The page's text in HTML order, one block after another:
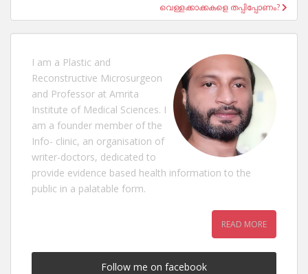
വെള്ളക്കാക്കകളെ തപ്പിപ്പോണം?
I am a Plastic and
Reconstructive Microsurgeon
and Professor at Amrita
Institute of Medical Sciences. I
am a founder member of the
Info- clinic, an organisation of
writer-doctors, dedicated to
provide evidence based health information to the
public in a palatable form.
READ MORE
Follow me on facebook